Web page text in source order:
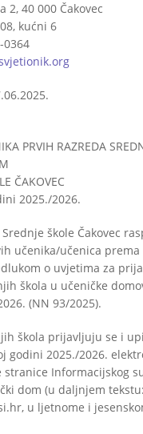
2, 40 000 Čakovec
kućni 6
0364
PRVIH RAZREDA
ČAKOVEC
2025./2026.
škole Čakovec
učenika/učenica
o uvjetima za
škola u učeničke
(NN 93/2025).
škola prijavljuju se i
godini 2025./2026.
stranice Informacijskog
dom (u daljnjem tekstu:
u ljetnome i